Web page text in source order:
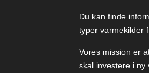
Du kan finde
typer varmekilder
Vores mission er
skal investere i ny